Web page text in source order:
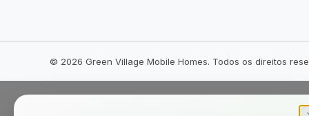
© 2026 Green Village Mobile Homes. Todos os direitos